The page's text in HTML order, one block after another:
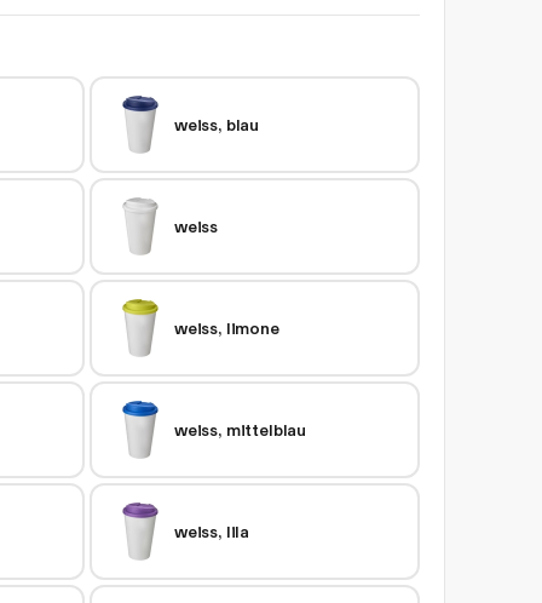
weiss, blau
weiss
weiss, limone
weiss, mittelblau
weiss, lila